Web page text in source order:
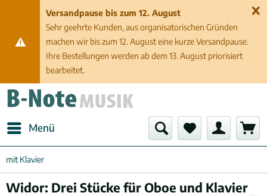
Versandpause bis zum 12. August
Sehr geehrte Kunden, aus organisatorischen Gründen
machen wir bis zum 12. August eine kurze Versandpause.
Ihre Bestellungen werden ab dem 13. August priorisiert
bearbeitet.
Menü
mit Klavier
Widor: Drei Stücke für Oboe und Klavier